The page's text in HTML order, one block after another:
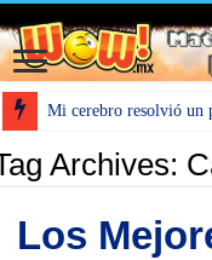
Mi cerebro resolvió un
Archives:
Los